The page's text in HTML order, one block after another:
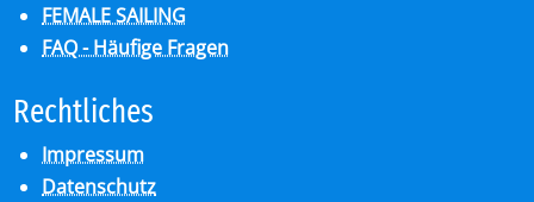
FEMALE SAILING
FAQ - Häufige Fragen
Recht­li­ches
Impressum
Datenschutz